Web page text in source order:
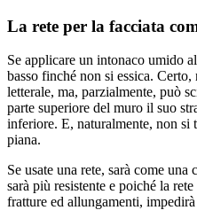
La rete per la facciata
Se applicare un intonaco umido
basso finché non si essica. Certo,
letterale, ma, parzialmente, può
parte superiore del muro il suo
inferiore. E, naturalmente, non si
piana.
Se usate una rete, sarà come una
sarà più resistente e poiché la
fratture ed allungamenti,